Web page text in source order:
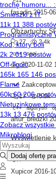
fasadin 2015-
Obżartuchy
27
2.4k
c++
spoj
sig 2020-11-02
27
5.8k
c++
algorytm
artur_bredzki
Wyświetlenie
27
c++
Xupicor 2016-